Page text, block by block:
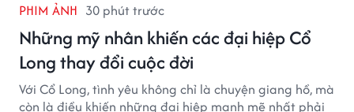
PHIM ẢNH 30 phút trước
Những mỹ nhân khiến các đại hiệp Cổ
Long thay đổi cuộc đời
Với Cổ Long, tình yêu không chỉ là chuyện giang hồ, mà
còn là điều khiến những đại hiệp mạnh mẽ nhất phải